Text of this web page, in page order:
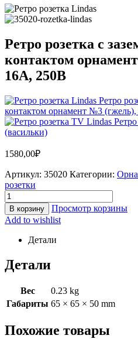
Ретро розетка с
контактом
16А, 250В
Ретро
контактом орнамент №3
(васильки)
1580,00₽
Артикул: 35020 Категории:
розетки
В корзину
Просмотр корзины
Add to wishlist
Детали
Детали
Вес
0.23 kg
Габариты 65 × 65 × 50 mm
Похожие товары